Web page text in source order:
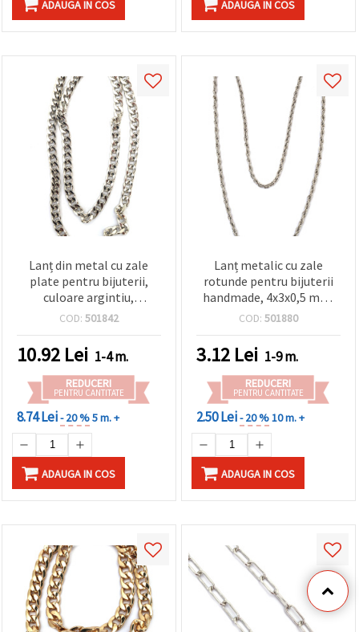
ADAUGA IN COS ADAUGA IN COS
Lanț din metal cu zale
plate pentru bijuterii,
culoare argintiu,
dimensiune zală 11x8x2
confecționarea colierelor,
brățărilor și accesoriilor
handmade
COD: 501842
10.92 Lei 1-4 m.
REDUCERI
PENTRU CANTITATE
8.74 Lei- 20 %5 m. +
ADAUGA IN COS
Lanț metalic cu zale
rotunde pentru bijuterii
handmade, 4x3x0,5 mm,
argintiu - 1 metru
COD: 501880
3.12 Lei 1-9 m.
REDUCERI
PENTRU CANTITATE
2.50 Lei- 20 %10 m. +
ADAUGA IN COS